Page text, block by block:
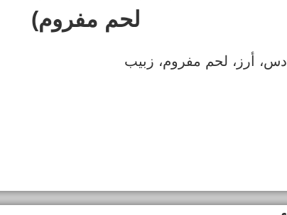
لحم مفروم)
دس، أرز، لحم مفروم، زبيب